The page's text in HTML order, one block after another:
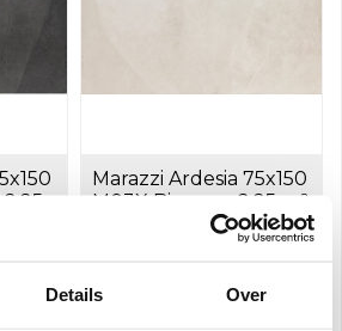
Details Over
Marazzi Ardesia 75x150
M03X Bianco a 2,25 m²
€71,00 per M²